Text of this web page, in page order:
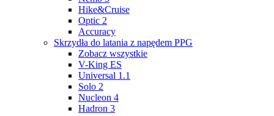
Hike&Cruise
Optic 2
Accuracy
Skrzydła do latania z napędem PPG
Zobacz wszystkie
V-King ES
Universal 1.1
Solo 2
Nucleon 4
Hadron 3